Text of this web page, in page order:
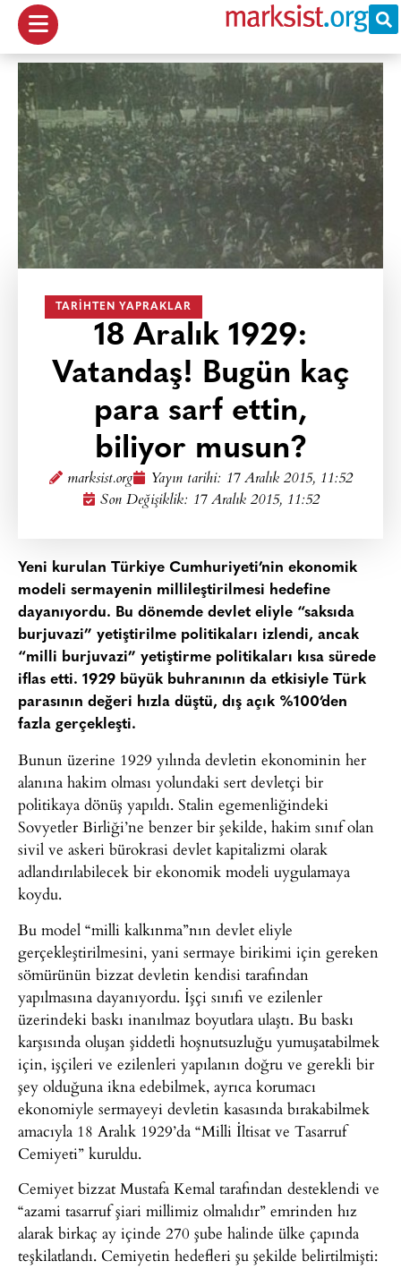
TARIHTEN YAPRAKLAR
18 Aralık 1929:
Vatandaş! Bugün kaç
para sarf ettin,
biliyor musun?
marksist.org Yayın tarihi: 17 Aralık 2015, 11:52
Son Değişiklik: 17 Aralık 2015, 11:52
Yeni kurulan Türkiye Cumhuriyeti’nin ekonomik
modeli sermayenin millileştirilmesi hedefine
dayanıyordu. Bu dönemde devlet eliyle “saksıda
burjuvazi” yetiştirilme politikaları izlendi, ancak
“milli burjuvazi” yetiştirme politikaları kısa sürede
iflas etti. 1929 büyük buhranının da etkisiyle Türk
parasının değeri hızla düştü, dış açık %100’den
fazla gerçekleşti.
Bunun üzerine 1929 yılında devletin ekonominin her
alanına hakim olması yolundaki sert devletçi bir
politikaya dönüş yapıldı. Stalin egemenliğindeki
Sovyetler Birliği’ne benzer bir şekilde, hakim sınıf olan
sivil ve askeri bürokrasi devlet kapitalizmi olarak
adlandırılabilecek bir ekonomik modeli uygulamaya
koydu.
Bu model “milli kalkınma”nın devlet eliyle
gerçekleştirilmesini, yani sermaye birikimi için gereken
sömürünün bizzat devletin kendisi tarafından
yapılmasına dayanıyordu. İşçi sınıfı ve ezilenler
üzerindeki baskı inanılmaz boyutlara ulaştı. Bu baskı
karşısında oluşan şiddetli hoşnutsuzluğu yumuşatabilmek
için, işçileri ve ezilenleri yapılanın doğru ve gerekli bir
şey olduğuna ikna edebilmek, ayrıca korumacı
ekonomiyle sermayeyi devletin kasasında bırakabilmek
amacıyla 18 Aralık 1929’da “Milli İltisat ve Tasarruf
Cemiyeti” kuruldu.
Cemiyet bizzat Mustafa Kemal tarafından desteklendi ve
“azami tasarruf şiari millimiz olmalıdır” emrinden hız
alarak birkaç ay içinde 270 şube halinde ülke çapında
teşkilatlandı. Cemiyetin hedefleri şu şekilde belirtilmişti: